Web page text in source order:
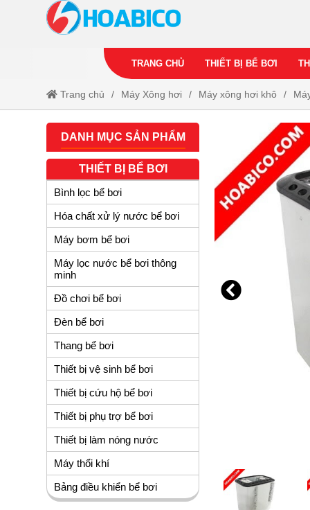
TRANG CHỦ THIẾT BỊ BỂ BƠI
Trang chủ Máy Xông hơi Máy xông hơi khô
DANH MỤC SẢN PHẨM
THIẾT BỊ BỂ BƠI
Bình lọc bể bơi
Hóa chất xử lý nước bể bơi
Máy bơm bể bơi
Máy lọc nước bể bơi thông
minh
Đồ chơi bể bơi
Đèn bể bơi
Thang bể bơi
Thiết bị vệ sinh bể bơi
Thiết bị cứu hộ bể bơi
Thiết bị phụ trợ bể bơi
Thiết bị làm nóng nước
Máy thổi khí
Bảng điều khiển bể bơi